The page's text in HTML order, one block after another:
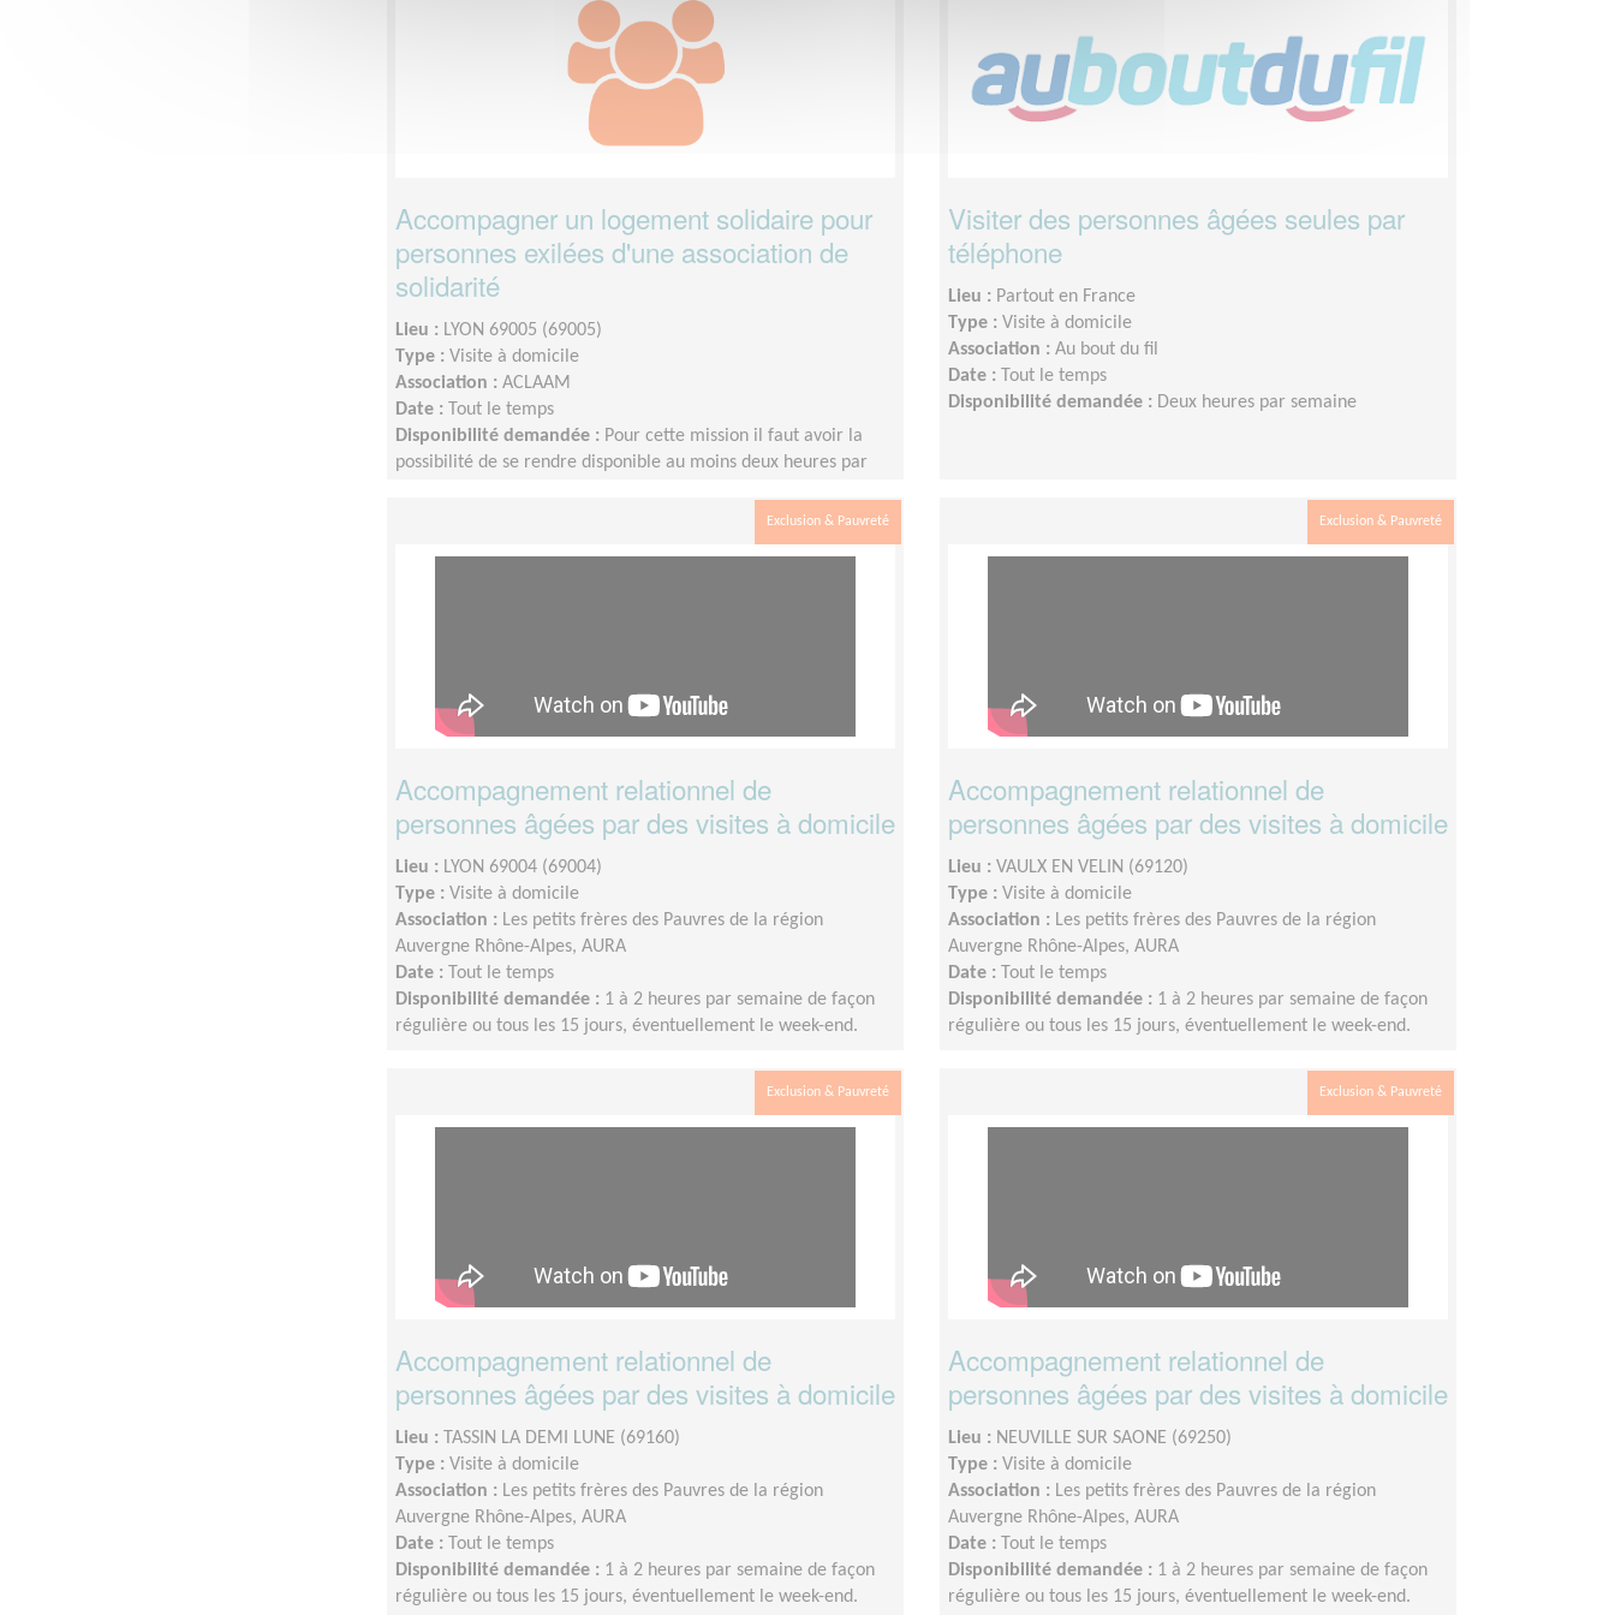
Accompagner un logement solidaire pour
personnes exilées d'une association de
solidarité
Lieu : LYON 69005 (69005)
Type : Visite à domicile
Association : ACLAAM
Date :
Tout le temps
Disponibilité demandée : Pour cette mission il faut avoir la
possibilité de se rendre disponible au moins deux heures par
Visiter des personnes âgées seules par
téléphone
Lieu : Partout en France
Type : Visite à domicile
Association : Au bout du fil
Date :
Tout le temps
Disponibilité demandée : Deux heures par semaine
Exclusion & Pauvreté
Accompagnement relationnel de
personnes âgées par des visites à domicile
Lieu : LYON 69004 (69004)
Type : Visite à domicile
Association : Les petits frères des Pauvres de la région
Auvergne Rhône-Alpes, AURA
Date :
Tout le temps
Disponibilité demandée : 1 à 2 heures par semaine de façon
régulière ou tous les 15 jours, éventuellement le week-end.
Exclusion & Pauvreté
Accompagnement relationnel de
personnes âgées par des visites à domicile
Lieu : VAULX EN VELIN (69120)
Type : Visite à domicile
Association : Les petits frères des Pauvres de la région
Auvergne Rhône-Alpes, AURA
Date :
Tout le temps
Disponibilité demandée : 1 à 2 heures par semaine de façon
régulière ou tous les 15 jours, éventuellement le week-end.
Exclusion & Pauvreté
Accompagnement relationnel de
personnes âgées par des visites à domicile
Lieu :
TASSIN LA DEMI LUNE (69160)
Type : Visite à domicile
Association : Les petits frères des Pauvres de la région
Auvergne Rhône-Alpes, AURA
Date :
Tout le temps
Disponibilité demandée : 1 à 2 heures par semaine de façon
régulière ou tous les 15 jours, éventuellement le week-end.
Exclusion & Pauvreté
Accompagnement relationnel de
personnes âgées par des visites à domicile
Lieu : NEUVILLE SUR SAONE (69250)
Type : Visite à domicile
Association : Les petits frères des Pauvres de la région
Auvergne Rhône-Alpes, AURA
Date :
Tout le temps
Disponibilité demandée : 1 à 2 heures par semaine de façon
régulière ou tous les 15 jours, éventuellement le week-end.